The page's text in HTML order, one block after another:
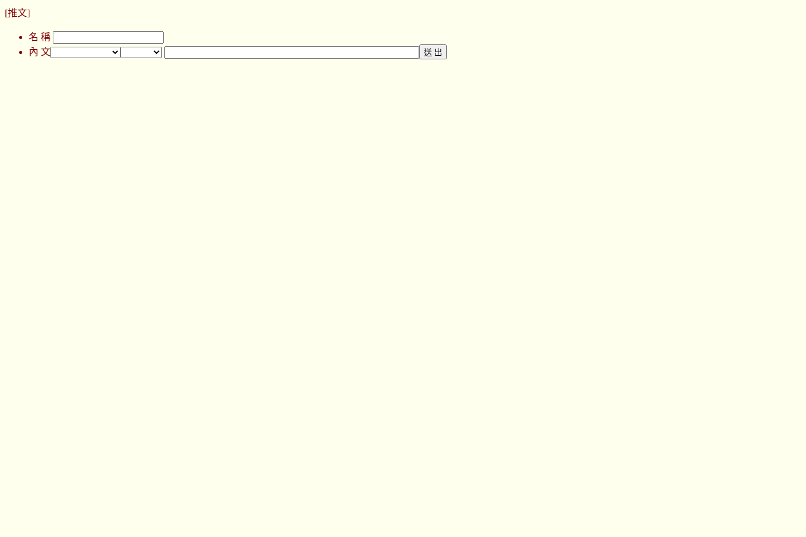
[推文]
名 稱
內 文